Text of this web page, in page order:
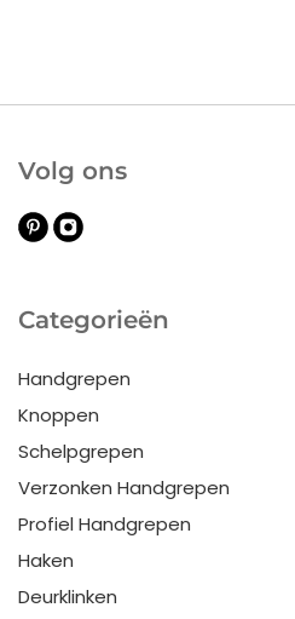
Categorieën
Handgrepen
Knoppen
Schelpgrepen
Verzonken Handgrepen
Profiel Handgrepen
Haken
Deurklinken
Volg ons